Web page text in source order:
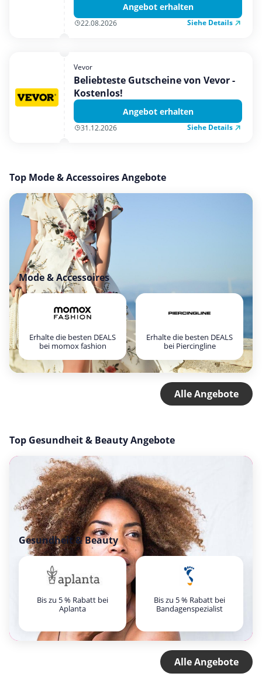
Angebot erhalten
22.08.2026 Siehe Details
Vevor
Beliebteste Gutscheine von Vevor -
Kostenlos!
Angebot erhalten
31.12.2026 Siehe Details
Top Mode & Accessoires Angebote
Mode & Accessoires
Erhalte die besten DEALS
bei momox fashion
Erhalte die besten DEALS
bei Piercingline
Alle Angebote
Top Gesundheit & Beauty Angebote
Gesundheit & Beauty
Bis zu 5 % Rabatt bei
Aplanta
Bis zu 5 % Rabatt bei
Bandagenspezialist
Alle Angebote